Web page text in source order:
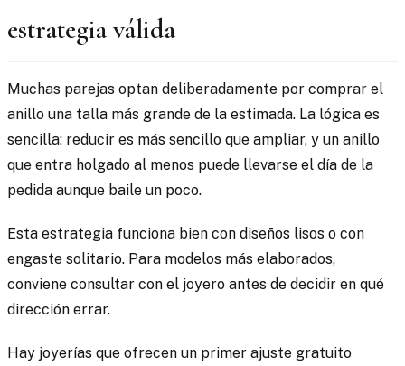
estrategia válida
Muchas parejas optan deliberadamente por comprar el
anillo una talla más grande de la estimada. La lógica es
sencilla: reducir es más sencillo que ampliar, y un anillo
que entra holgado al menos puede llevarse el día de la
pedida aunque baile un poco.
Esta estrategia funciona bien con diseños lisos o con
engaste solitario. Para modelos más elaborados,
conviene consultar con el joyero antes de decidir en qué
dirección errar.
Hay joyerías que ofrecen un primer ajuste gratuito